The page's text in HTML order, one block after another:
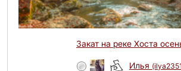
Закат на реке Хоста
Илья